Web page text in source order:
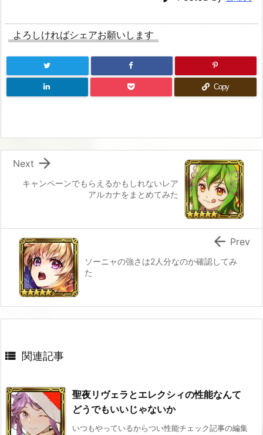
よろしければシェアお願いします
Copy
キャンペーンでもらえるかもしれないレア
アルカナをまとめてみた

Next
ソーニャの強さは2人分なのか確認してみ
た
 Prev
 関連記事
聖夜リヴェラとエレクシィの性能なんて
どうでもいいじゃないか
いつもやっているからつい性能チェック記事の編集